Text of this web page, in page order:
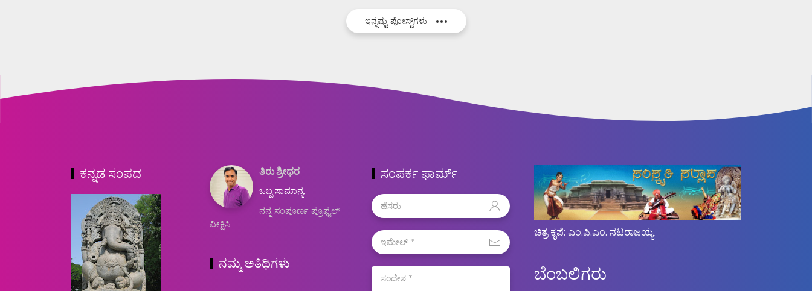
ಇನ್ನಷ್ಟು ಪೋಸ್ಟ್‌ಗಳು
ಕನ್ನಡ ಸಂಪದ ತಿರು ಶ್ರೀಧರ
ಒಬ್ಬ ಸಾಮಾನ್ಯ.
ನನ್ನ ಸಂಪೂರ್ಣ ಪ್ರೊಫೈಲ್
ವೀಕ್ಷಿಸಿ
ನಮ್ಮ ಅತಿಥಿಗಳು
ಸಂಪರ್ಕ ಫಾರ್ಮ್
ಚಿತ್ರ ಕೃಪೆ: ಎಂ.ಪಿ.ಎಂ. ನಟರಾಜಯ್ಯ
ಬೆಂಬಲಿಗರು